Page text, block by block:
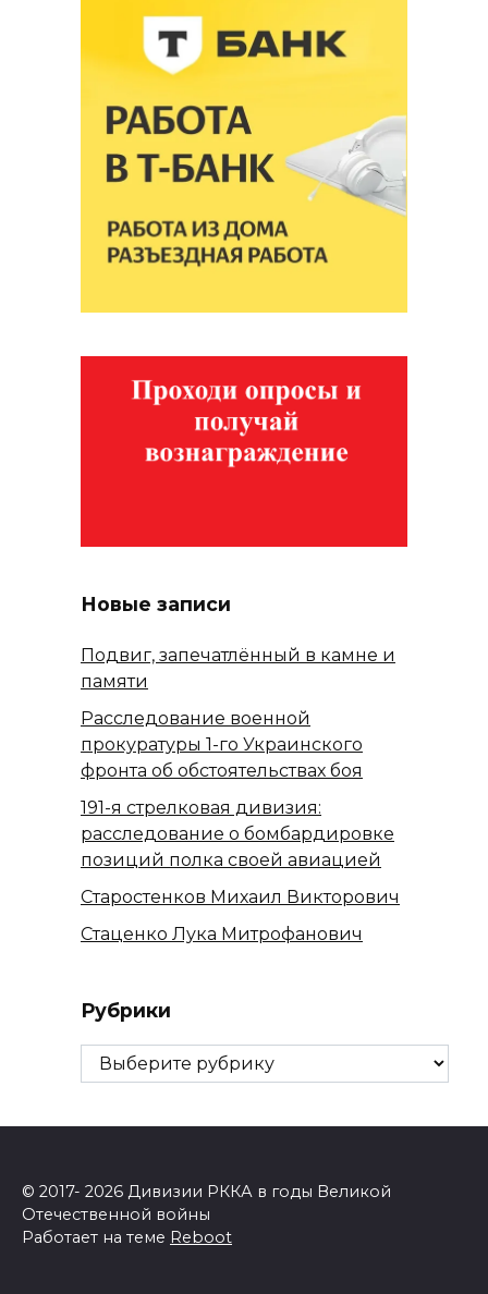
Новые записи
Подвиг, запечатлённый в камне и
памяти
Расследование военной
прокуратуры 1-го Украинского
фронта об обстоятельствах боя
191-я стрелковая дивизия:
расследование о бомбардировке
позиций полка своей авиацией
Старостенков Михаил Викторович
Стаценко Лука Митрофанович
Рубрики
Рубрики
© 2017- 2026 Дивизии РККА в годы Великой
Отечественной войны
Работает на теме Reboot